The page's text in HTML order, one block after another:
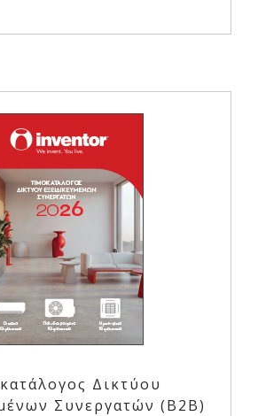
Δικτύου
Συνεργατών (Β2Β)